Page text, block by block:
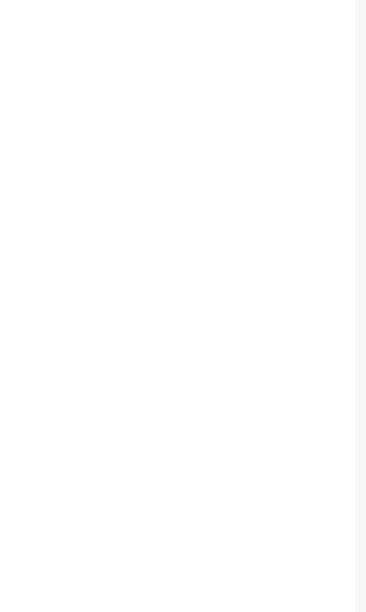
parfait pour les
une grande efficacité du
de vie L80/B50 à 25 °C :
/ verre / plastique -
: -20 °C - +25 °C - avec